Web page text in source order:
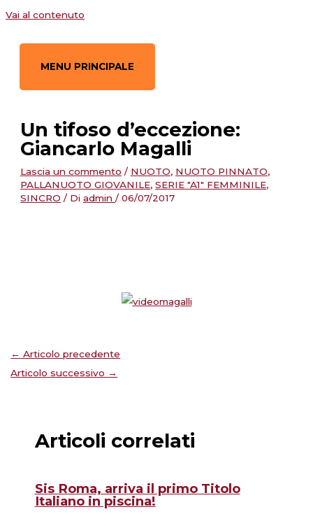
Vai al contenuto
MENU PRINCIPALE
Un tifoso d’eccezione:
Giancarlo Magalli
Lascia un commento / NUOTO, NUOTO PINNATO,
PALLANUOTO GIOVANILE,SERIE "A1" FEMMINILE,
SINCRO / Diadmin/06/07/2017
← Articolo precedente
Articolo successivo →
Articoli correlati
Sis Roma, arriva il primo Titolo
Italiano in piscina!